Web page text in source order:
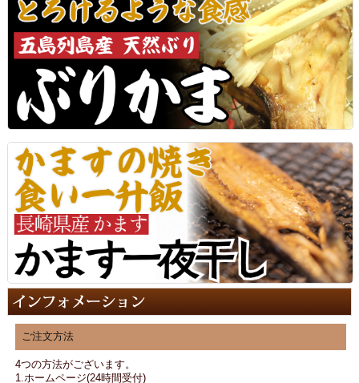
ご注文方法
4つの方法がございます。
1.ホームページ(24時間受付)